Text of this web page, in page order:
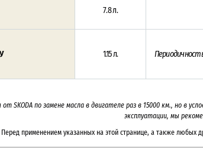
7.8 л.
1.15 л.
от SKODA по замене масла в двигателе раз в 15000 км., но в
эксплуатации, мы
Перед применением указанных на этой странице, а также любых